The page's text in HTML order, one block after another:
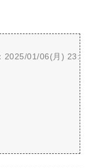
2025/01/06(月) 23: